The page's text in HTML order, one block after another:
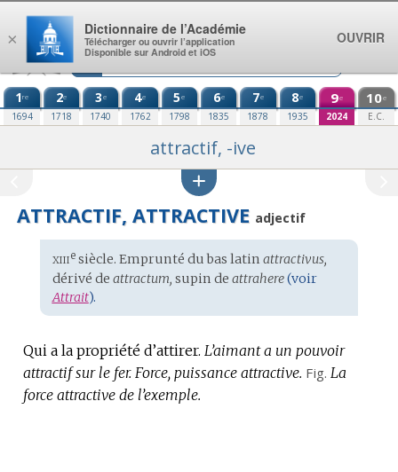
Aller au contenu
1re
1694
2e
1718
3e
1740
4e
1762
5e
1798
6e
1835
7e
1878
8e
1935
9e
2024
10e
E.C.
attractif, -ive
ATTRACTIF, ATTRACTIVE adjectif
Étymologie
:
xiiiesiècle. Emprunté dubas latin attractivus,
dérivé de attractum, supin de attrahere(voir
Attrait).
Qui a la propriété d’attirer. L’aimant a un pouvoir
attractif sur le fer. Force, puissance attractive. Fig. La
force attractive de l’exemple.
×
Dictionnaire de l’Académie
Télécharger ou ouvrir l’application
Disponible sur Android et iOS
OUVRIR